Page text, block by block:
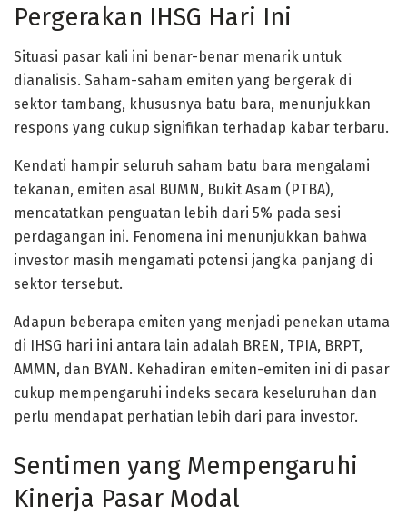
Pergerakan IHSG Hari Ini
Situasi pasar kali ini benar-benar menarik untuk
dianalisis. Saham-saham emiten yang bergerak di
sektor tambang, khususnya batu bara, menunjukkan
respons yang cukup signifikan terhadap kabar terbaru.
Kendati hampir seluruh saham batu bara mengalami
tekanan, emiten asal BUMN, Bukit Asam (PTBA),
mencatatkan penguatan lebih dari 5% pada sesi
perdagangan ini. Fenomena ini menunjukkan bahwa
investor masih mengamati potensi jangka panjang di
sektor tersebut.
Adapun beberapa emiten yang menjadi penekan utama
di IHSG hari ini antara lain adalah BREN, TPIA, BRPT,
AMMN, dan BYAN. Kehadiran emiten-emiten ini di pasar
cukup mempengaruhi indeks secara keseluruhan dan
perlu mendapat perhatian lebih dari para investor.
Sentimen yang Mempengaruhi
Kinerja Pasar Modal